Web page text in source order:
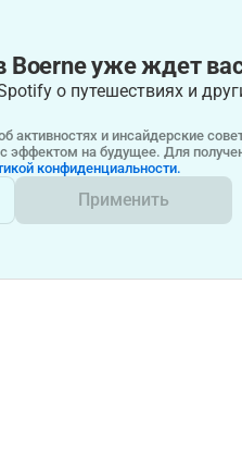
Boerne уже ждет
о путешествиях и
активностях и инсайдерские
эффектом на будущее. Для
конфиденциальности.
Применить